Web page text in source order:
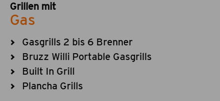
Grillen mit
Gas
Gasgrills 2 bis 6 Brenner
Bruzz Willi Portable Gasgrills
Built In Grill
Plancha Grills